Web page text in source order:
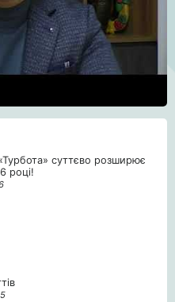
суттєво розширює
році!